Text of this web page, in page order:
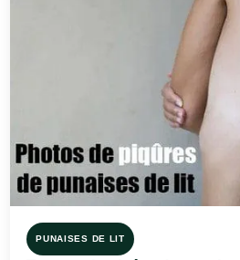
PUNAISES DE LIT